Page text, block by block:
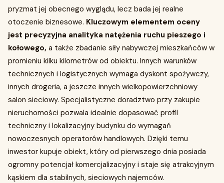
pryzmat jej obecnego wyglądu, lecz bada jej realne
otoczenie biznesowe. Kluczowym elementem oceny
jest precyzyjna analityka natężenia ruchu pieszego i
kołowego, a także zbadanie siły nabywczej mieszkańców w
promieniu kilku kilometrów od obiektu. Innych warunków
technicznych i logistycznych wymaga dyskont spożywczy,
innych drogeria, a jeszcze innych wielkopowierzchniowy
salon sieciowy. Specjalistyczne doradztwo przy zakupie
nieruchomości pozwala idealnie dopasować profil
techniczny i lokalizacyjny budynku do wymagań
nowoczesnych operatorów handlowych. Dzięki temu
inwestor kupuje obiekt, który od pierwszego dnia posiada
ogromny potencjał komercjalizacyjny i staje się atrakcyjnym
kąskiem dla stabilnych, sieciowych najemców.